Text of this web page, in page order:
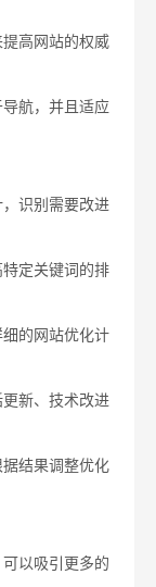
高网站的权威
航，并且适应
识别需要改进
定关键词的排
的网站优化计
新、技术改进
结果调整优化
以吸引更多的